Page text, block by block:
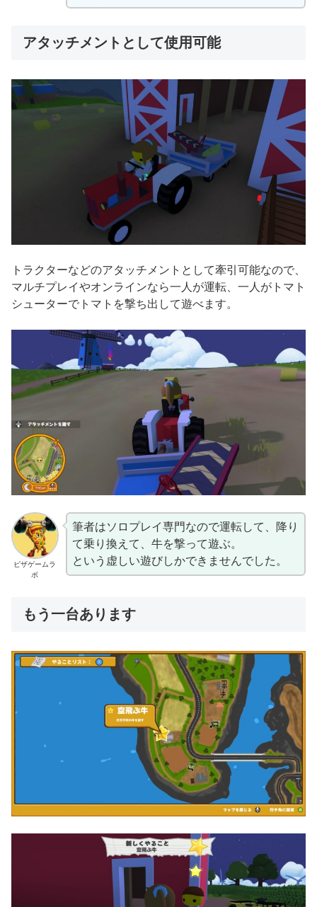
アタッチメントとして使用可能
トラクターなどのアタッチメントとして牽引可能なので、
マルチプレイやオンラインなら一人が運転、一人がトマト
シューターでトマトを撃ち出して遊べます。
ピザゲームラ
ボ
筆者はソロプレイ専門なので運転して、降り
て乗り換えて、牛を撃って遊ぶ。
という虚しい遊びしかできませんでした。
もう一台あります